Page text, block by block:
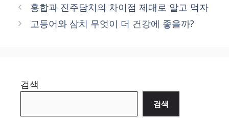
홍합과 진주담치의 차이점 제대로 알고 먹자
고등어와 삼치 무엇이 더 건강에 좋을까?
검색
검색